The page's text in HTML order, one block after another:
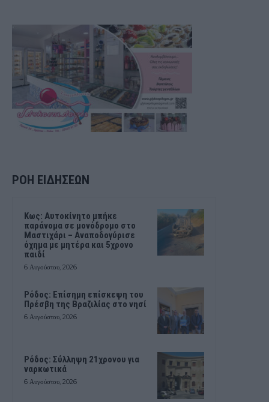
ΡΟΗ ΕΙΔΗΣΕΩΝ
Kως: Αυτοκίνητο μπήκε
παράνομα σε μονόδρομο στο
Μαστιχάρι – Αναποδογύρισε
όχημα με μητέρα και 5χρονο
παιδί
6 Αυγούστου, 2026
Ρόδος: Επίσημη επίσκεψη του
Πρέσβη της Βραζιλίας στο νησί
6 Αυγούστου, 2026
Ρόδος: Σύλληψη 21χρονου για
ναρκωτικά
6 Αυγούστου, 2026